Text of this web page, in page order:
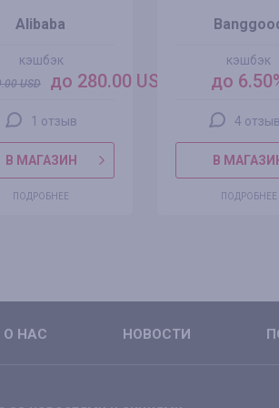
Alibaba
кэшбэк
USD до 280.00 USD
1 отзыв
В МАГАЗИН
ПОДРОБНЕЕ
кэшбэк
до
4
В
ПОДРОБНЕЕ
О НАС НОВОСТИ